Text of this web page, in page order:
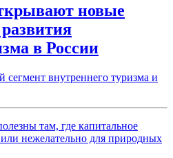
новые
в России
внутреннего туризма и
там, где капитальное
нежелательно для природных